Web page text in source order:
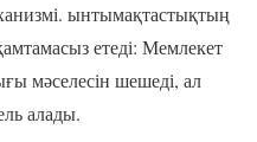
ынтымақтастықтың
етеді: Мемлекет
мәселесін шешеді, ал
алады.